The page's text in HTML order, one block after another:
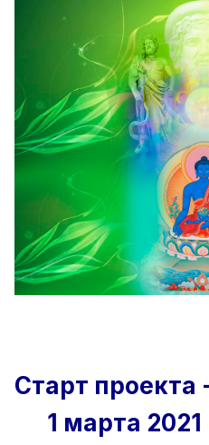
Старт проекта
1 марта 2021